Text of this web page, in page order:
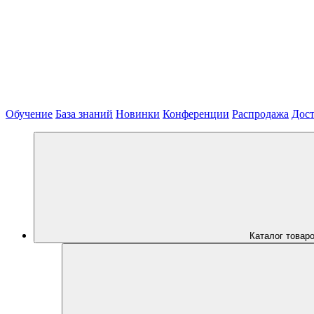
Обучение База знаний Новинки Конференции Распродажа
Каталог